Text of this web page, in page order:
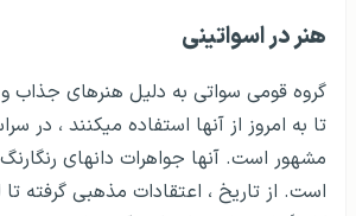
هنر در اسواتینی
گروه قومی سواتی به دلیل هنرهای جذاب
تا به امروز از آنها استفاده می­کنند ، در
مشهور است. آنها جواهرات دانه­ای
است. از تاریخ ، اعتقادات مذهبی گرفته